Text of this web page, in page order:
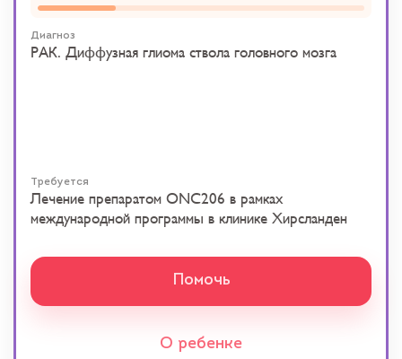
Диагноз
РАК. Диффузная глиома ствола головного мозга
Требуется
Лечение препаратом ONC206 в рамках
международной программы в клинике Хирсланден
Помочь
О ребенке